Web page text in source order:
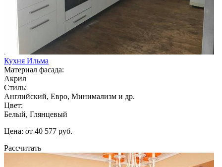
Кухня Ильма
Материал фасада:
Акрил
Стиль:
Английский, Евро, Минимализм и др.
Цвет:
Белый, Глянцевый
Цена: от 40 577 руб.
Рассчитать